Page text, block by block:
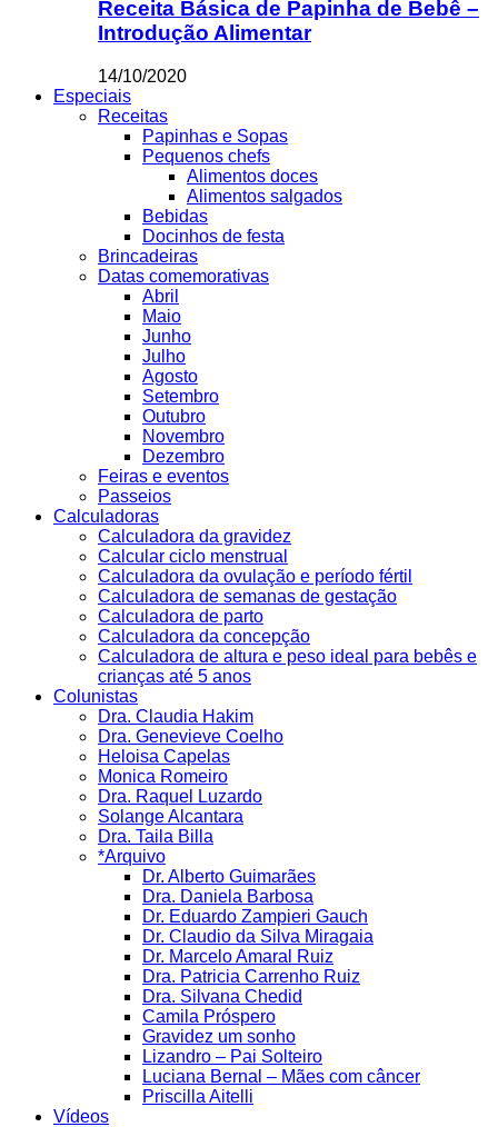
Receita Básica de Papinha de Bebê –
Introdução Alimentar
14/10/2020
Especiais
Receitas
Papinhas e Sopas
Pequenos chefs
Alimentos doces
Alimentos salgados
Bebidas
Docinhos de festa
Brincadeiras
Datas comemorativas
Abril
Maio
Junho
Julho
Agosto
Setembro
Outubro
Novembro
Dezembro
Feiras e eventos
Passeios
Calculadoras
Calculadora da gravidez
Calcular ciclo menstrual
Calculadora da ovulação e período fértil
Calculadora de semanas de gestação
Calculadora de parto
Calculadora da concepção
Calculadora de altura e peso ideal para bebês e
crianças até 5 anos
Colunistas
Dra. Claudia Hakim
Dra. Genevieve Coelho
Heloisa Capelas
Monica Romeiro
Dra. Raquel Luzardo
Solange Alcantara
Dra. Taila Billa
*Arquivo
Dr. Alberto Guimarães
Dra. Daniela Barbosa
Dr. Eduardo Zampieri Gauch
Dr. Claudio da Silva Miragaia
Dr. Marcelo Amaral Ruiz
Dra. Patricia Carrenho Ruiz
Dra. Silvana Chedid
Camila Próspero
Gravidez um sonho
Lizandro – Pai Solteiro
Luciana Bernal – Mães com câncer
Priscilla Aitelli
Vídeos